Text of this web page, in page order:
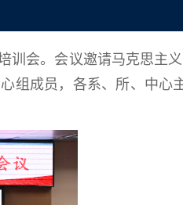
训会。会议邀请马克思主
组成员，各系、所、中心